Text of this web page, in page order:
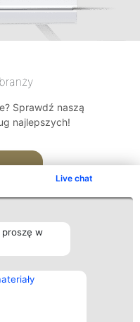
Live chat
proszę w
Sprawdź naszą
najlepszych!
Kontakt
Kontakt